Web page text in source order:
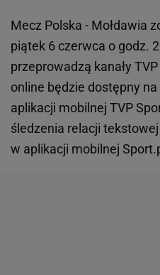
Mecz Polska - Mołdawia
piątek 6 czerwca o godz.
przeprowadzą kanały
online będzie dostępny
aplikacji mobilnej TVP
śledzenia relacji
w aplikacji mobilnej